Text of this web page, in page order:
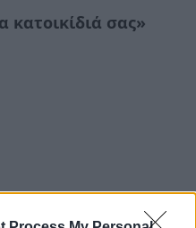
κατοικίδιά σας»